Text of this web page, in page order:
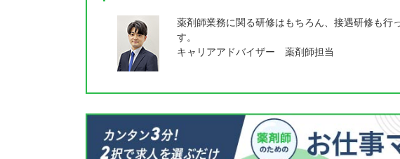
薬剤師業務に関る研修はもちろん、接遇研修も行
す。
キャリアアドバイザー 薬剤師担当